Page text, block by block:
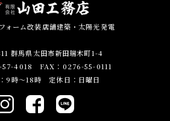
ォーム改装店舗建築・太陽光発電
群馬県太田市新田瑞木町1-4
57-4018 FAX：0276-55-0111
9時～18時 定休日：日曜日